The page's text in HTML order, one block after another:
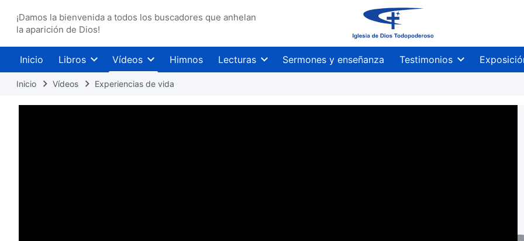
¡Damos la bienvenida a todos los buscadores que anhelan
la aparición de Dios!
Inicio Libros Vídeos Himnos Lecturas Sermones y enseñanza Testimonios
Inicio Vídeos Experiencias de vida